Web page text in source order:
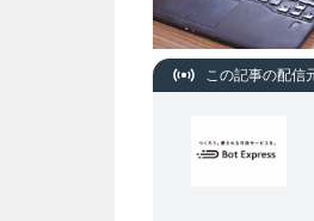
この記事の配信